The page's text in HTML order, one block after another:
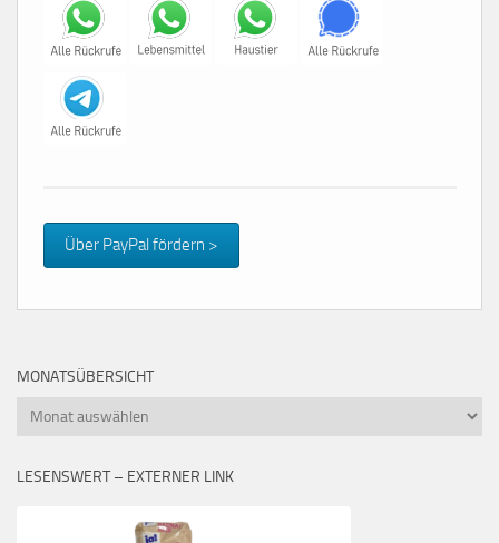
Über PayPal fördern >
MONATSÜBERSICHT
Monatsübersicht
LESENSWERT – EXTERNER LINK